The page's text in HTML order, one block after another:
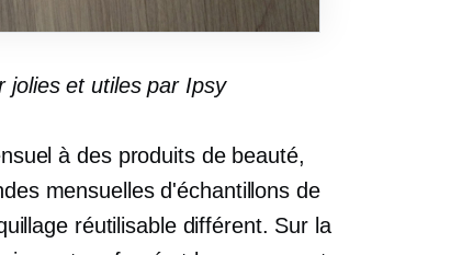
jolies et utiles par Ipsy
à des produits de beauté,
mensuelles d'échantillons de
réutilisable différent. Sur la